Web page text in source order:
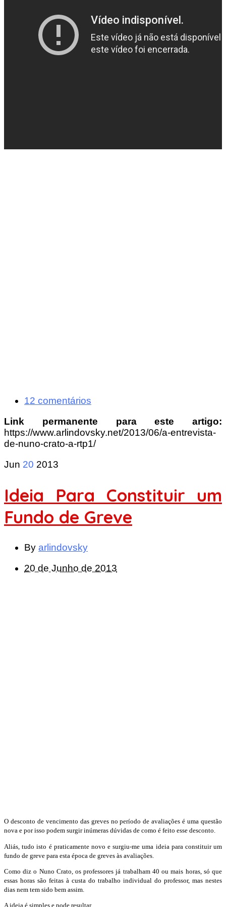
12 comentários
Link permanente para este artigo:
https://www.arlindovsky.net/2013/06/a-entrevista-
de-nuno-crato-a-rtp1/
Jun 20 2013
Ideia Para Constituir um
Fundo de Greve
By arlindovsky
20 de Junho de 2013
O desconto de vencimento das greves no período de avaliações é uma questão
nova e por isso podem surgir inúmeras dúvidas de como é feito esse desconto.
Aliás, tudo isto é praticamente novo e surgiu-me uma ideia para constituir um
fundo de greve para esta época de greves às avaliações.
Como diz o Nuno Crato, os professores já trabalham 40 ou mais horas, só que
essas horas são feitas à custa do trabalho individual do professor, mas nestes
dias nem tem sido bem assim.
A ideia é simples e pode resultar.